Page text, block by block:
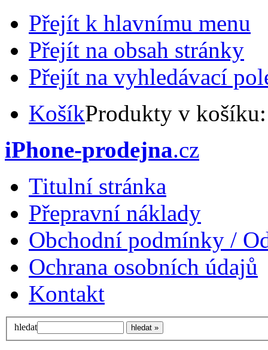
Přejít k hlavnímu menu
Přejít na obsah stránky
Přejít na vyhledávací
KošíkProdukty v
iPhone-prodejna.cz
Titulní stránka
Přepravní náklady
Obchodní podmínky /
Ochrana osobních údajů
Kontakt
hledat